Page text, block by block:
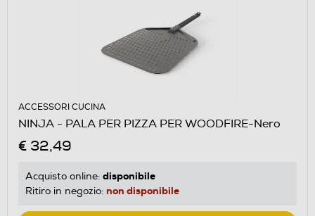
ACCESSORI CUCINA
NINJA - PALA PER PIZZA PER WOODFIRE-Nero
€ 32,49
Acquisto online: disponibile
Ritiro in negozio: non disponibile